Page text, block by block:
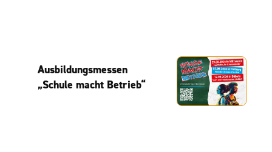
Ausbildungsmessen
„Schule macht Betrieb“